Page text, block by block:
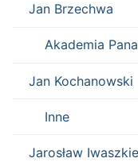
Jan Brzechwa
Akademia
Jan Kochanowski
Inne
Jarosław